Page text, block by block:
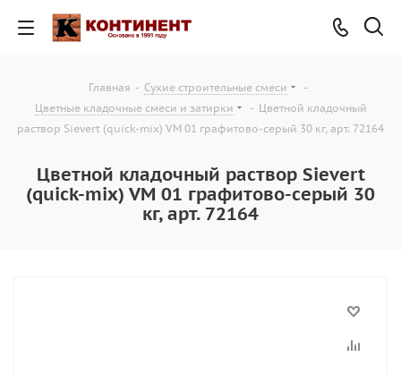
Главная - Сухие строительные смеси
-
Цветные кладочные смеси и затирки
- Цветной кладочный
раствор Sievert (quick-mix) VM 01 графитово-серый 30 кг, арт. 72164
Цветной кладочный раствор Sievert
(quick-mix) VM 01 графитово-серый 30
кг, арт. 72164